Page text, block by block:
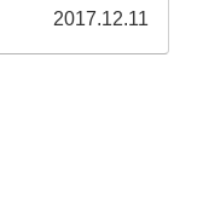
2017.12.11